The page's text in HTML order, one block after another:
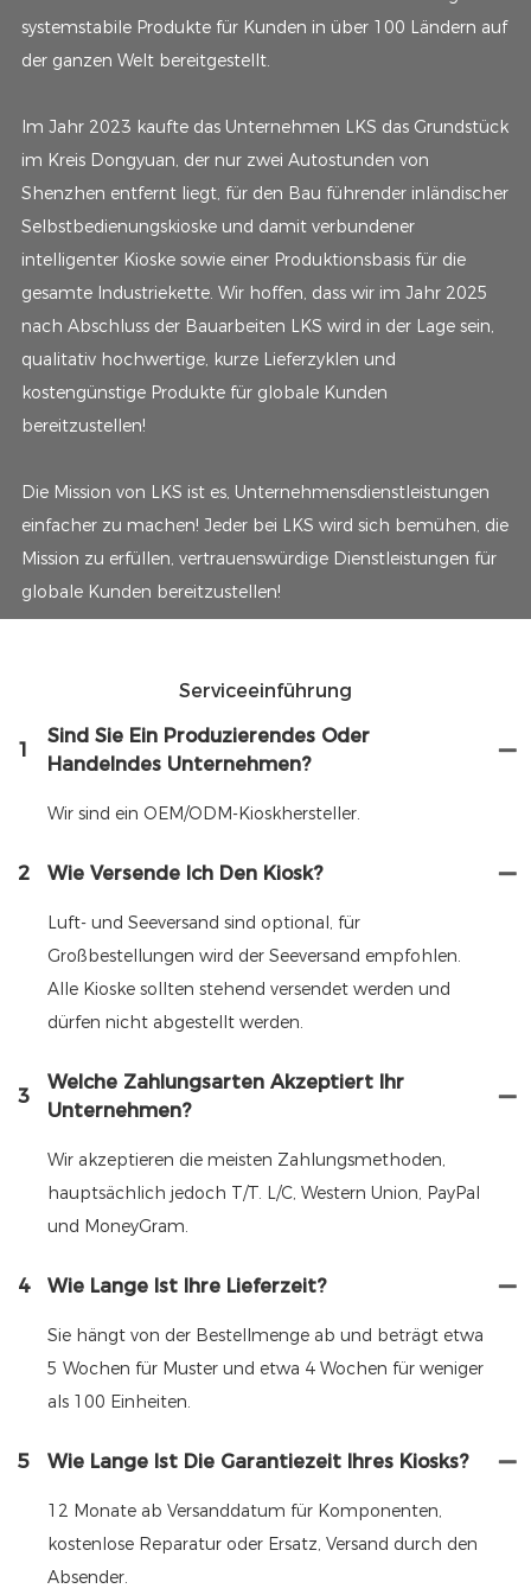
systemstabile Produkte für Kunden in über 100 Ländern auf
der ganzen Welt bereitgestellt.
Im Jahr 2023 kaufte das Unternehmen LKS das Grundstück
im Kreis Dongyuan, der nur zwei Autostunden von
Shenzhen entfernt liegt, für den Bau führender inländischer
Selbstbedienungskioske und damit verbundener
intelligenter Kioske sowie einer Produktionsbasis für die
gesamte Industriekette. Wir hoffen, dass wir im Jahr 2025
nach Abschluss der Bauarbeiten LKS wird in der Lage sein,
qualitativ hochwertige, kurze Lieferzyklen und
kostengünstige Produkte für globale Kunden
bereitzustellen!
Die Mission von LKS ist es, Unternehmensdienstleistungen
einfacher zu machen! Jeder bei LKS wird sich bemühen, die
Mission zu erfüllen, vertrauenswürdige Dienstleistungen für
globale Kunden bereitzustellen!
Serviceeinführung
1
Sind Sie Ein Produzierendes Oder
Handelndes Unternehmen?
Wir sind ein OEM/ODM-Kioskhersteller.
2 Wie Versende Ich Den Kiosk?
Luft- und Seeversand sind optional, für
Großbestellungen wird der Seeversand empfohlen.
Alle Kioske sollten stehend versendet werden und
dürfen nicht abgestellt werden.
3
Welche Zahlungsarten Akzeptiert Ihr
Unternehmen?
Wir akzeptieren die meisten Zahlungsmethoden,
hauptsächlich jedoch T/T. L/C, Western Union, PayPal
und MoneyGram.
4 Wie Lange Ist Ihre Lieferzeit?
Sie hängt von der Bestellmenge ab und beträgt etwa
5 Wochen für Muster und etwa 4 Wochen für weniger
als 100 Einheiten.
5 Wie Lange Ist Die Garantiezeit Ihres Kiosks?
12 Monate ab Versanddatum für Komponenten,
kostenlose Reparatur oder Ersatz, Versand durch den
Absender.